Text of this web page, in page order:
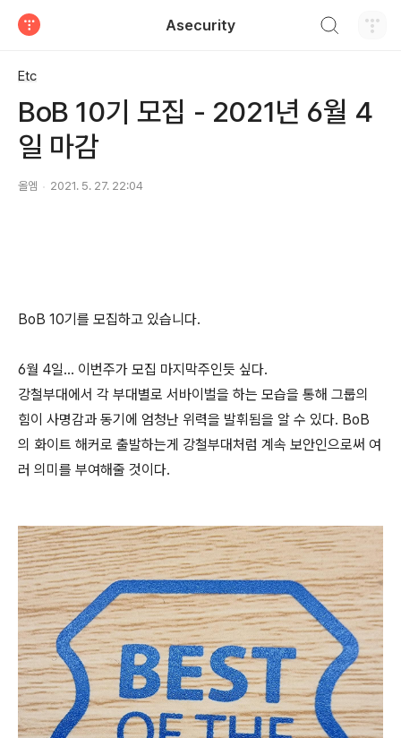
Asecurity
Etc
BoB 10기 모집 - 2021년 6월 4
일 마감
올엠 2021. 5. 27. 22:04
BoB 10기를 모집하고 있습니다.
6월 4일... 이번주가 모집 마지막주인듯 싶다.
강철부대에서 각 부대별로 서바이벌을 하는 모습을 통해 그룹의
힘이 사명감과 동기에 엄청난 위력을 발휘됨을 알 수 있다. BoB
의 화이트 해커로 출발하는게 강철부대처럼 계속 보안인으로써 여
러 의미를 부여해줄 것이다.